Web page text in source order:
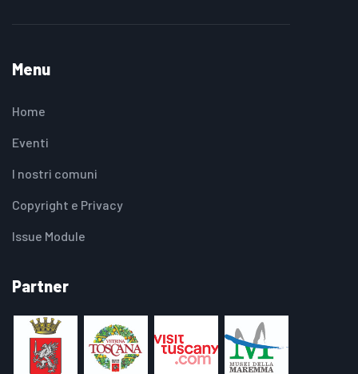
Menu
Home
Eventi
I nostri comuni
Copyright e Privacy
Issue Module
Partner